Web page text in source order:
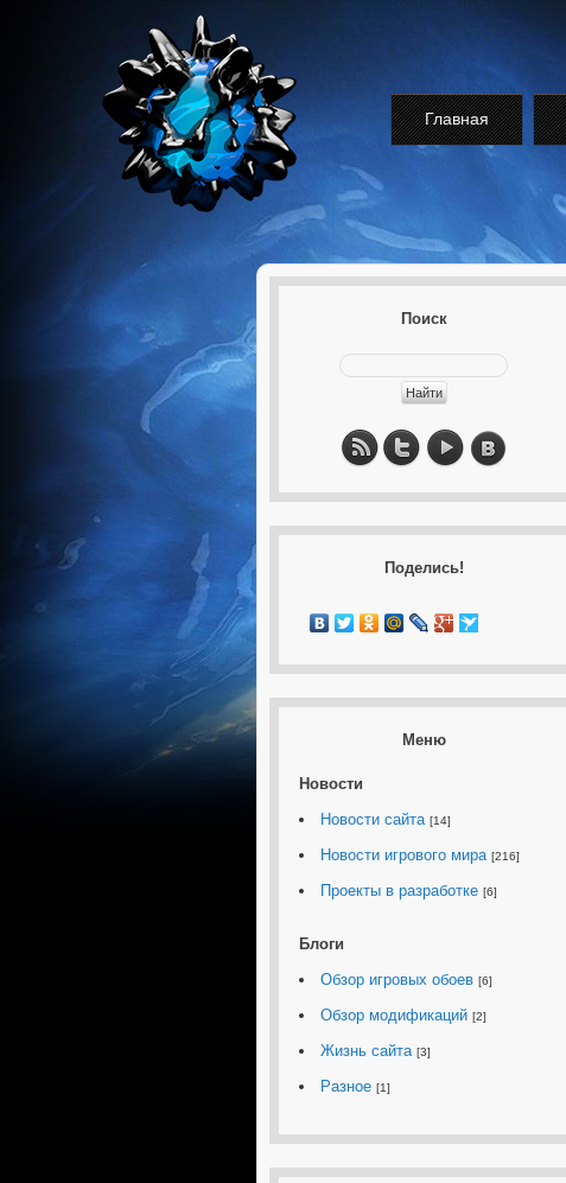
Главная
Поиск
Поделись!
Меню
Новости
Новости сайта [14]
Новости игрового мира [216]
Проекты в разработке [6]
Блоги
Обзор игровых обоев [6]
Обзор модификаций [2]
Жизнь сайта [3]
Разное [1]